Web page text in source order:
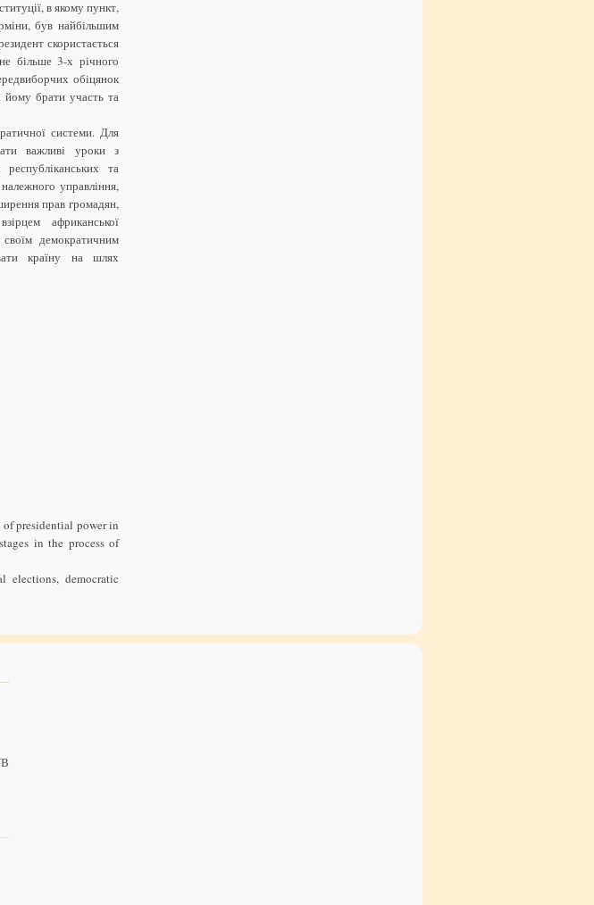
в якому пункт,
був найбільшим
скористається
більше 3-х річного
обіцянок
йому брати участь та
системи. Для
важливі уроки з
та
управління,
прав громадян,
африканської
демократичним
країну на шлях
presidential power in
in the process of
elections, democratic